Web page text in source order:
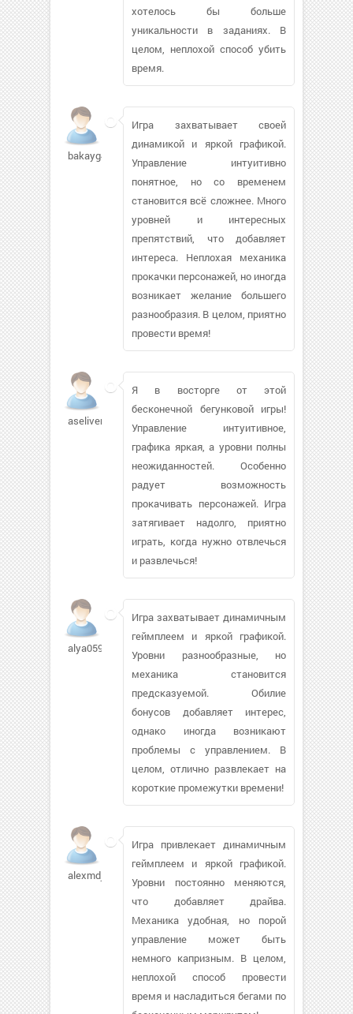
хотелось бы больше
уникальности в заданиях. В
целом, неплохой способ убить
время.
bakayg48226
Игра захватывает своей
динамикой и яркой графикой.
Управление интуитивно
понятное, но со временем
становится всё сложнее. Много
уровней и интересных
препятствий, что добавляет
интереса. Неплохая механика
прокачки персонажей, но иногда
возникает желание большего
разнообразия. В целом, приятно
провести время!
aseliver
Я в восторге от этой
бесконечной бегунковой игры!
Управление интуитивное,
графика яркая, а уровни полны
неожиданностей. Особенно
радует возможность
прокачивать персонажей. Игра
затягивает надолго, приятно
играть, когда нужно отвлечься
и развлечься!
alya0595
Игра захватывает динамичным
геймплеем и яркой графикой.
Уровни разнообразные, но
механика становится
предсказуемой. Обилие
бонусов добавляет интерес,
однако иногда возникают
проблемы с управлением. В
целом, отлично развлекает на
короткие промежутки времени!
alexmdj
Игра привлекает динамичным
геймплеем и яркой графикой.
Уровни постоянно меняются,
что добавляет драйва.
Механика удобная, но порой
управление может быть
немного капризным. В целом,
неплохой способ провести
время и насладиться бегами по